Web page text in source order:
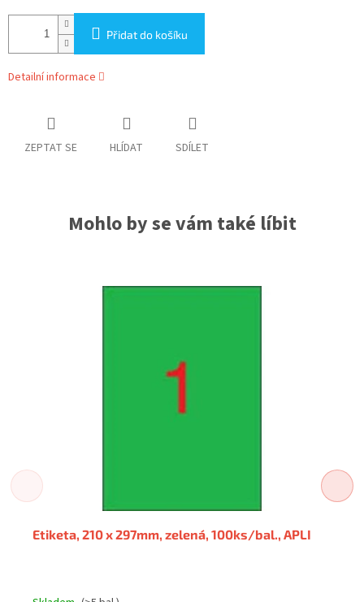
Přidat do košíku
Detailní informace
ZEPTAT SE HLÍDAT SDÍLET
Mohlo by se vám také líbit
Etiketa, 210 x 297mm, zelená, 100ks/bal., APLI